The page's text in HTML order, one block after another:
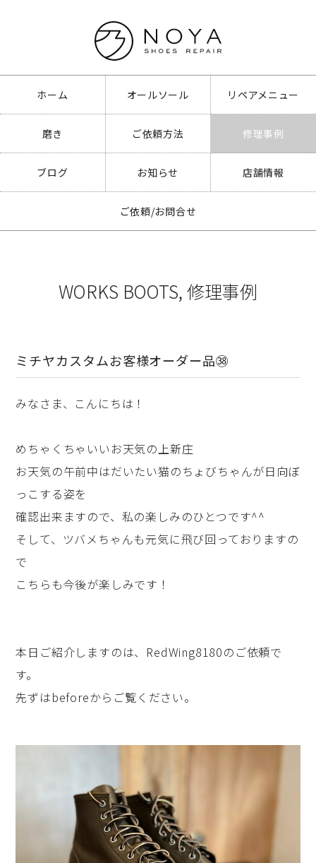
ホーム オールソール リペアメニュー
磨き ご依頼方法 修理事例
ブログ お知らせ 店舗情報
ご依頼/お問合せ
WORKS BOOTS,修理事例
ミチヤカスタムお客様オーダー品㊳
みなさま、こんにちは！
めちゃくちゃいいお天気の上新庄
お天気の午前中はだいたい猫のちょびちゃんが日向ぼ
っこする姿を
確認出来ますので、私の楽しみのひとつです^^
そして、ツバメちゃんも元気に飛び回っておりますの
で
こちらも今後が楽しみです！
本日ご紹介しますのは、RedWing8180のご依頼で
す。
先ずはbeforeからご覧ください。